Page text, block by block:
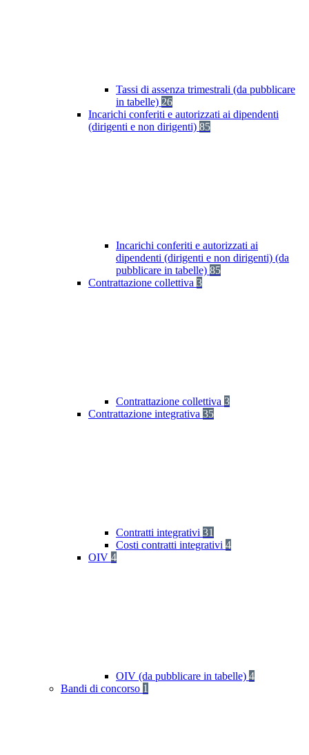
Tassi di assenza trimestrali (da pubblicare
in tabelle) 26
Incarichi conferiti e autorizzati ai dipendenti
(dirigenti e non dirigenti) 85
Incarichi conferiti e autorizzati ai
dipendenti (dirigenti e non dirigenti) (da
pubblicare in tabelle) 85
Contrattazione collettiva 3
Contrattazione collettiva 3
Contrattazione integrativa 35
Contratti integrativi 31
Costi contratti integrativi 4
OIV 4
OIV (da pubblicare in tabelle) 4
Bandi di concorso 1